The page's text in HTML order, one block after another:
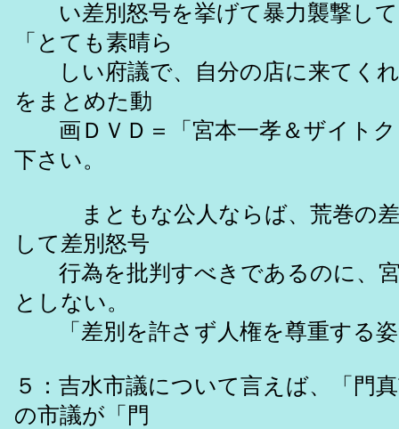
い差別怒号を挙げて暴力襲撃して
「とても素晴ら
しい府議で、自分の店に来てくれ
をまとめた動
画ＤＶＤ＝「宮本一孝＆ザイトク
下さい。
まともな公人ならば、荒巻の差
して差別怒号
行為を批判すべきであるのに、宮
としない。
「差別を許さず人権を尊重する姿
５：吉水市議について言えば、「門
の市議が「門